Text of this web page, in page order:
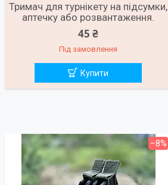
Тримач для турнікету на підсумки,
аптечку або розвантаження.
45 ₴
Під замовлення
Купити
–8%